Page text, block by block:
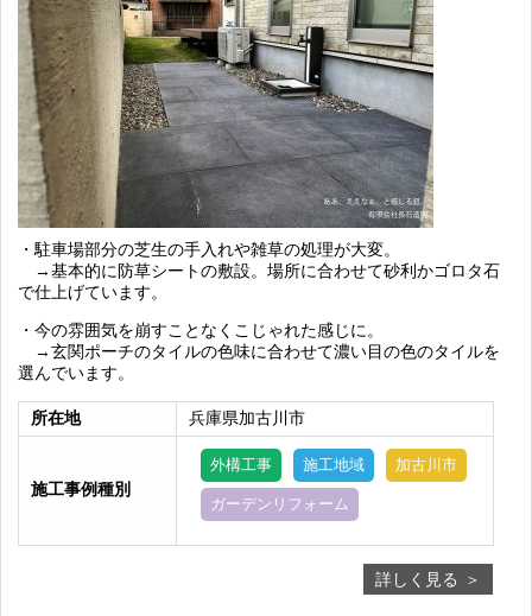
・駐車場部分の芝生の手入れや雑草の処理が大変。
→基本的に防草シートの敷設。場所に合わせて砂利かゴロタ石
で仕上げています。
・今の雰囲気を崩すことなくこじゃれた感じに。
→玄関ポーチのタイルの色味に合わせて濃い目の色のタイルを
選んでいます。
所在地 兵庫県加古川市
施工事例種別
外構工事 施工地域 加古川市
ガーデンリフォーム
詳しく見る